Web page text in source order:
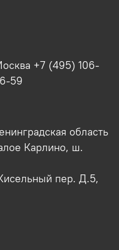
+7 (495) 106-
59
область
Карлино, ш.
пер. Д.5,